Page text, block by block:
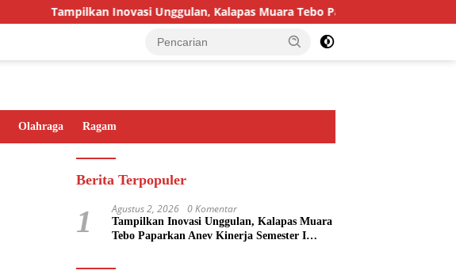
Tampilkan Inovasi Unggulan, Kalapas Muara Tebo Paparkan Anev Kinerja
Olahraga Ragam
Berita Terpopuler
1 Agustus 2, 2026 0 Komentar
Tampilkan Inovasi Unggulan, Kalapas Muara
Tebo Paparkan Anev Kinerja Semester I